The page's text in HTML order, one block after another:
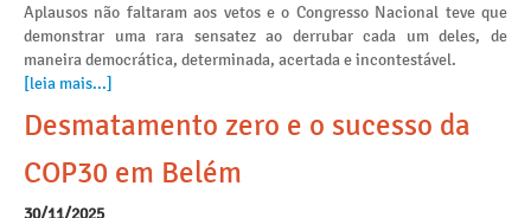
Aplausos não faltaram aos vetos e o Congresso Nacional teve que
demonstrar uma rara sensatez ao derrubar cada um deles, de
maneira democrática, determinada, acertada e incontestável.
[leia mais...]
Desmatamento zero e o sucesso da
COP30 em Belém
30/11/2025